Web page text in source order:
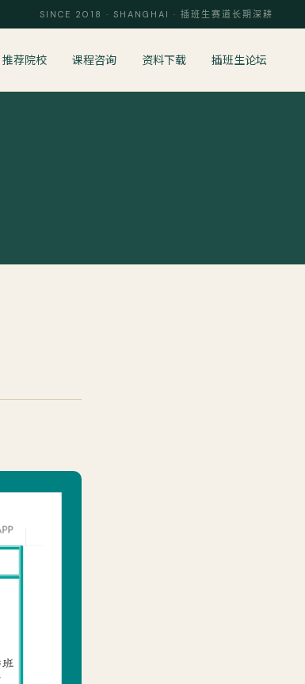
SINCE 2018 · SHANGHAI · 插班生赛道长期深耕
推荐院校 课程咨询 资料下载 插班生论坛